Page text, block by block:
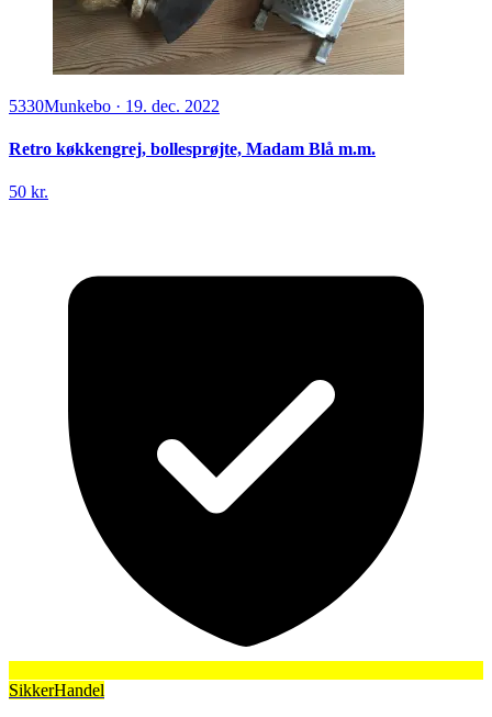
5330Munkebo · 19. dec. 2022
Retro køkkengrej, bollesprøjte, Madam Blå m.m.
50 kr.
SikkerHandel